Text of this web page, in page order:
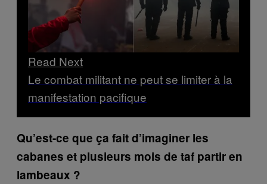
Read Next
Le combat militant ne peut se limiter à la
manifestation pacifique
Qu’est-ce que ça fait d’imaginer les
cabanes et plusieurs mois de taf partir en
lambeaux ?